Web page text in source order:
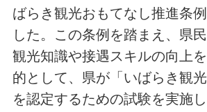
ばらき観光おもてなし推進条
した。この条例を踏まえ、県
観光知識や接遇スキルの向上
的として、県が「いばらき観光
を認定するための試験を実施し